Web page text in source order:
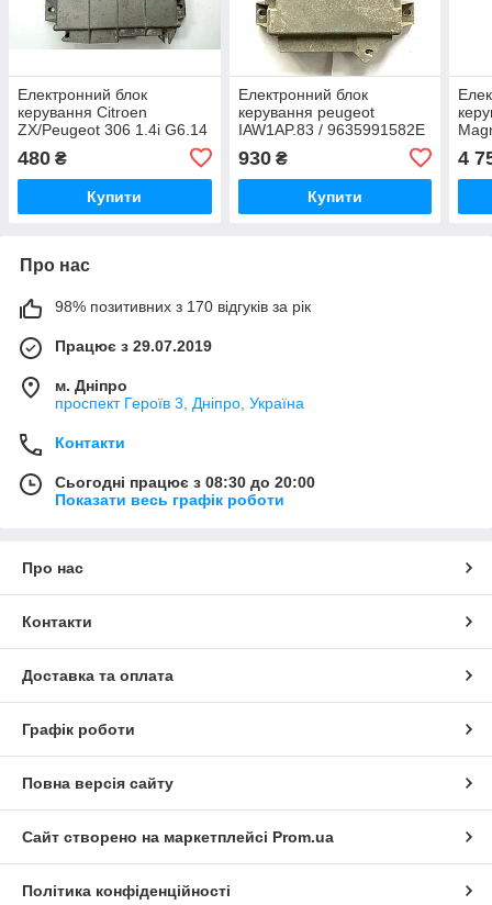
Електронний блок
керування Citroen
ZX/Peugeot 306 1.4i G6.14
9624999980 12V
480 ₴
Купити
Електронний блок
керування peugeot
IAW1AP.83 / 9635991582E
930₴
Купити
4
Про нас
98% позитивних з 170 відгуків за рік
Працює з 29.07.2019
м. Дніпро
проспект Героїв 3, Дніпро, Україна
Контакти
Сьогодні працює з 08:30 до 20:00
Показати весь графік роботи
Про нас
Контакти
Доставка та оплата
Графік роботи
Повна версія сайту
Сайт створено на маркетплейсі Prom.ua
Політика конфіденційності